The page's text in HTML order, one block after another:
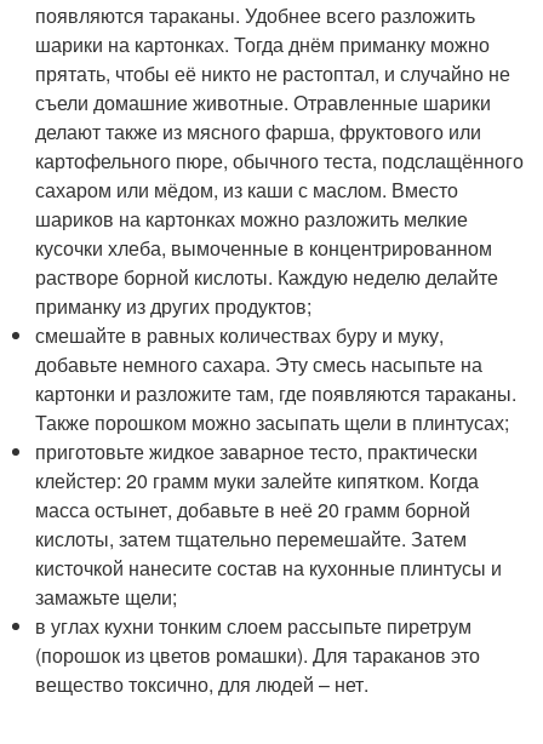
появляются тараканы. Удобнее всего разложить
шарики на картонках. Тогда днём приманку можно
прятать, чтобы её никто не растоптал, и случайно не
съели домашние животные. Отравленные шарики
делают также из мясного фарша, фруктового или
картофельного пюре, обычного теста, подслащённого
сахаром или мёдом, из каши с маслом. Вместо
шариков на картонках можно разложить мелкие
кусочки хлеба, вымоченные в концентрированном
растворе борной кислоты. Каждую неделю делайте
приманку из других продуктов;
смешайте в равных количествах буру и муку,
добавьте немного сахара. Эту смесь насыпьте на
картонки и разложите там, где появляются тараканы.
Также порошком можно засыпать щели в плинтусах;
приготовьте жидкое заварное тесто, практически
клейстер: 20 грамм муки залейте кипятком. Когда
масса остынет, добавьте в неё 20 грамм борной
кислоты, затем тщательно перемешайте. Затем
кисточкой нанесите состав на кухонные плинтусы и
замажьте щели;
в углах кухни тонким слоем рассыпьте пиретрум
(порошок из цветов ромашки). Для тараканов это
вещество токсично, для людей – нет.